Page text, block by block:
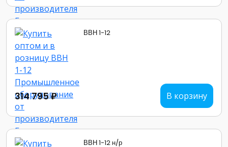
ВВН 1-12
314 795 ₽ В корзину
ВВН 1-12 н/р